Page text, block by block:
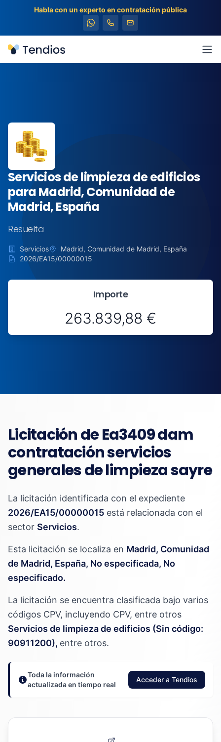
Habla con un experto en contratación pública
Tendios
Servicios de limpieza de edificios
para Madrid, Comunidad de
Madrid, España
Resuelta
Servicios
Madrid, Comunidad de Madrid, España
2026/EA15/00000015
Importe
263.839,88 €
Licitación de Ea3409 dam
contratación servicios
generales de limpieza sayre
La licitación identificada con el expediente
2026/EA15/00000015 está relacionada con el
sector Servicios.
Esta licitación se localiza en Madrid, Comunidad
de Madrid, España, No especificada, No
especificado.
La licitación se encuentra clasificada bajo varios
códigos CPV, incluyendo CPV, entre otros
Servicios de limpieza de edificios (Sin código:
90911200), entre otros.
Toda la información
actualizada en tiempo real
Acceder a Tendios